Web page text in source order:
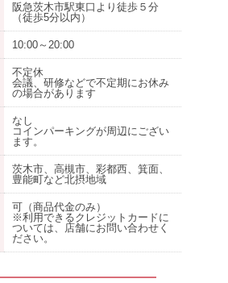
阪急茨木市駅東口より徒歩５分
（徒歩5分以内）
10:00～20:00
不定休
会議、研修などで不定期にお休み
の場合があります
なし
コインパーキングが周辺にござい
ます。
茨木市、高槻市、彩都西、箕面、
豊能町など北摂地域
可（商品代金のみ）
※利用できるクレジットカードに
ついては、店舗にお問い合わせく
ださい。